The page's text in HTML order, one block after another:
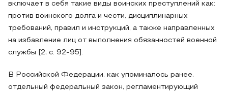
включает в себя такие виды воинских преступлений как:
против воинского долга и чести, дисциплинарных
требований, правил и инструкций, а также направленных
на избавление лиц от выполнения обязанностей военной
службы [2, с. 92-95].
В Российской Федерации, как упоминалось ранее,
отдельный федеральный закон, регламентирующий